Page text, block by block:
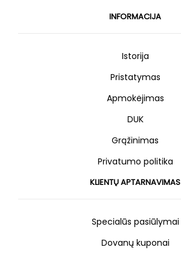
INFORMACIJA
Istorija
Pristatymas
Apmokėjimas
DUK
Grąžinimas
Privatumo politika
KLIENTŲ APTARNAVIMAS
Specialūs pasiūlymai
Dovanų kuponai